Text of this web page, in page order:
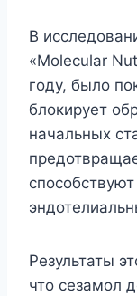
В
«Molecular
году, было
блокирует
начальных
Результаты
что сезамол